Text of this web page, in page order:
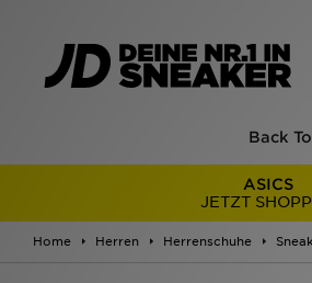
Back
ASICS
JETZT
Home Herren Herrenschuhe